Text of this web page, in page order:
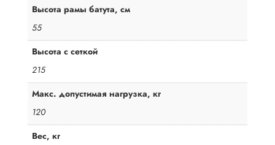
Высота рамы батута, см
55
Высота с сеткой
215
Макс. допустимая нагрузка, кг
120
Вес, кг